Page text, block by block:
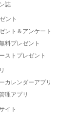
誌
ント
ント＆アンケート
料プレゼント
ストプレゼント
カレンダーアプリ
理アプリ
イト